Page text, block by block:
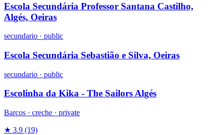
Escola Secundária Professor Santana Castilho,
Algés, Oeiras
secundario · public
Escola Secundária Sebastião e Silva, Oeiras
secundario · public
Escolinha da Kika - The Sailors Algés
Barcos · creche · private
★ 3.9 (19)